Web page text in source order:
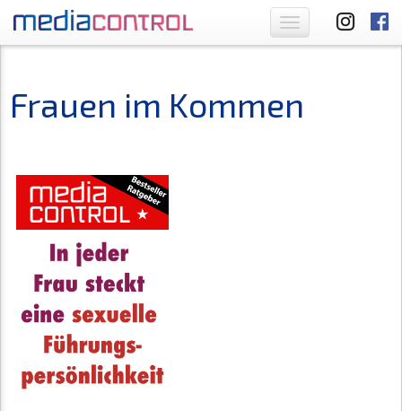
Toggle
navigation
Frauen im Kommen